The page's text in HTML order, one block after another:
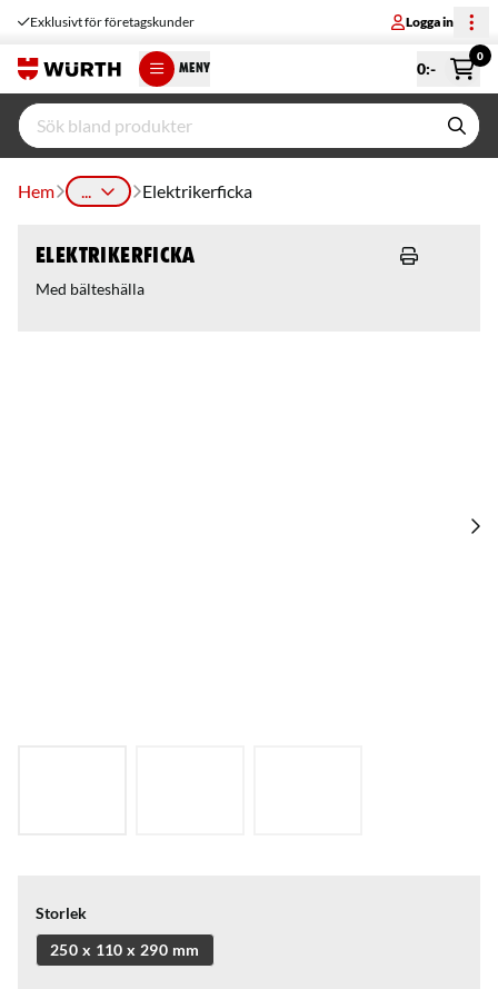
Exklusivt för företagskunder Logga in
MENY 0:-
0
Hem ... Elektrikerficka
Elektrikerficka
Med bälteshälla
Storlek
250 x 110 x 290 mm